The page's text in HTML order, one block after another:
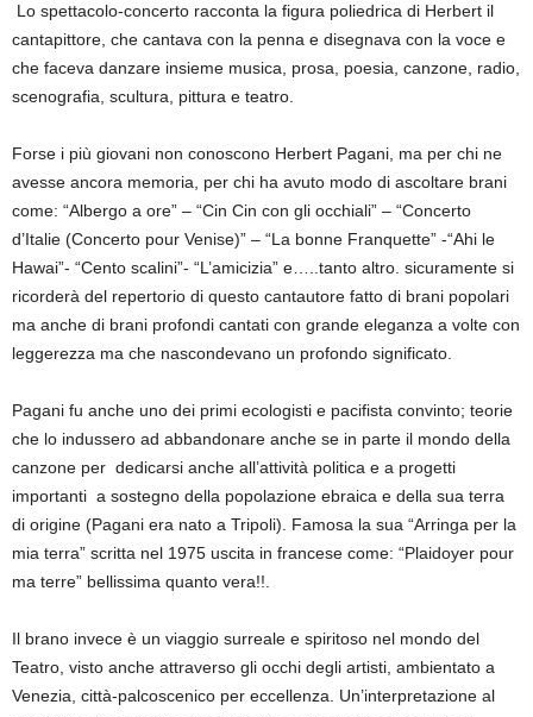
Lo spettacolo-concerto racconta la figura poliedrica di Herbert il
cantapittore, che cantava con la penna e disegnava con la voce e
che faceva danzare insieme musica, prosa, poesia, canzone, radio,
scenografia, scultura, pittura e teatro.
Forse i più giovani non conoscono Herbert Pagani, ma per chi ne
avesse ancora memoria, per chi ha avuto modo di ascoltare brani
come: “Albergo a ore” – “Cin Cin con gli occhiali” – “Concerto
d’Italie (Concerto pour Venise)” – “La bonne Franquette” -“Ahi le
Hawai”- “Cento scalini”- “L’amicizia” e…..tanto altro. sicuramente si
ricorderà del repertorio di questo cantautore fatto di brani popolari
ma anche di brani profondi cantati con grande eleganza a volte con
leggerezza ma che nascondevano un profondo significato.
Pagani fu anche uno dei primi ecologisti e pacifista convinto; teorie
che lo indussero ad abbandonare anche se in parte il mondo della
canzone per dedicarsi anche all’attività politica e a progetti
importanti a sostegno della popolazione ebraica e della sua terra
di origine (Pagani era nato a Tripoli). Famosa la sua “Arringa per la
mia terra” scritta nel 1975 uscita in francese come: “Plaidoyer pour
ma terre” bellissima quanto vera!!.
Il brano invece è un viaggio surreale e spiritoso nel mondo del
Teatro, visto anche attraverso gli occhi degli artisti, ambientato a
Venezia, città-palcoscenico per eccellenza. Un’interpretazione al